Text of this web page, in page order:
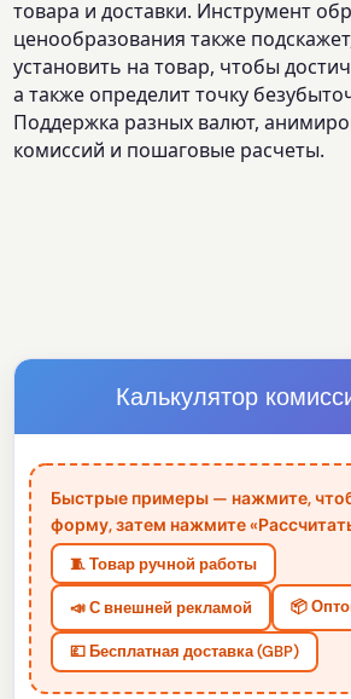
товара и доставки. Инструмент
ценообразования также
установить на товар, чтобы
а также определит точку
Поддержка разных валют,
комиссий и пошаговые расчеты.
Калькулятор
Быстрые примеры — нажмите,
форму, затем нажмите
🧵 Товар ручной работы
📣 С внешней рекламой 📦
💷 Бесплатная доставка (GBP)